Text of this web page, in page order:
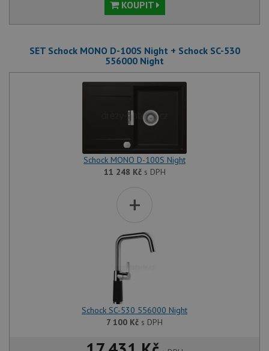
KOUPIT
SET Schock MONO D-100S Night + Schock SC-530
556000 Night
Schock MONO D-100S Night
11 248 Kčs DPH
+
Schock SC-530 556000 Night
7 100 Kč s DPH